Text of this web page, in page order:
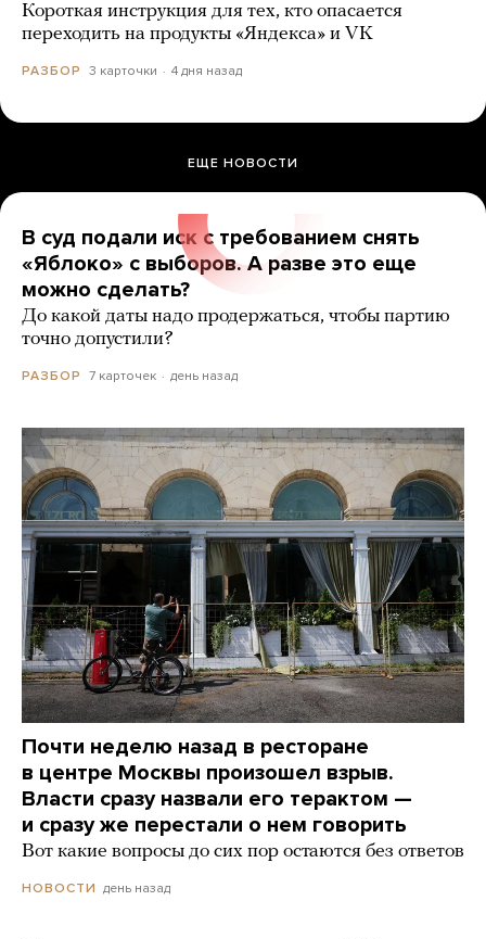
Короткая инструкция для тех, кто опасается
переходить на продукты «Яндекса» и VK
РАЗБОР 3 карточки 4 дня назад
ЕЩЕ НОВОСТИ
В суд подали иск с требованием снять
«Яблоко» с выборов. А разве это еще
можно сделать?
До какой даты надо продержаться, чтобы партию
точно допустили?
РАЗБОР 7 карточек день назад
Почти неделю назад в ресторане
в центре Москвы произошел взрыв.
Власти сразу назвали его терактом —
и сразу же перестали о нем говорить
Вот какие вопросы до сих пор остаются без ответов
НОВОСТИ день назад